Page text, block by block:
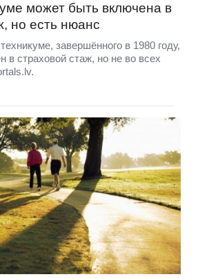
может быть включена в
но есть нюанс
завершённого в 1980 году,
в страховой стаж, но не во всех